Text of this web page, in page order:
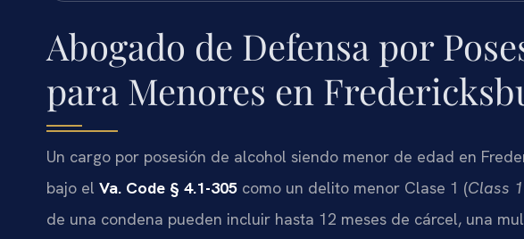
Abogado de Defensa por
para Menores en
Un cargo por posesión de alcohol siendo menor de edad en
bajo el Va. Code § 4.1-305 como un delito menor Clase 1 (Class
de una condena pueden incluir hasta 12 meses de cárcel, una